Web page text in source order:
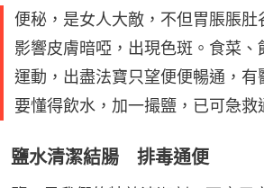
便秘，是女人大敵，不但胃脹脹肚
影響皮膚暗啞，出現色斑。食菜
運動，出盡法寶只望便便暢通，有
要懂得飲水，加一撮鹽，已可急救
鹽水清潔結腸 排毒通便